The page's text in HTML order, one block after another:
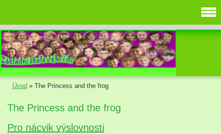
Úvod » The Princess and the frog
The Princess and the frog
Pro nácvik výslovnosti